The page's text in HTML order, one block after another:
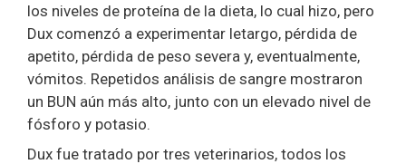
los niveles de proteína de la dieta, lo cual hizo, pero
Dux comenzó a experimentar letargo, pérdida de
apetito, pérdida de peso severa y, eventualmente,
vómitos. Repetidos análisis de sangre mostraron
un BUN aún más alto, junto con un elevado nivel de
fósforo y potasio.
Dux fue tratado por tres veterinarios, todos los